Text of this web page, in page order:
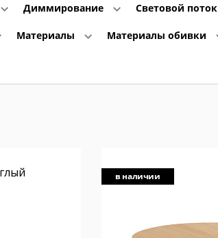
Диммирование Световой поток
Материалы Материалы обивки
в наличии